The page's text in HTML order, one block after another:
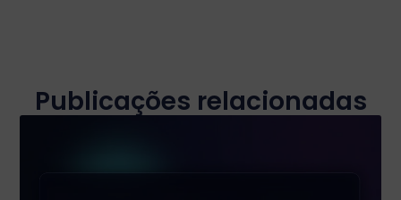
Publicações relacionadas